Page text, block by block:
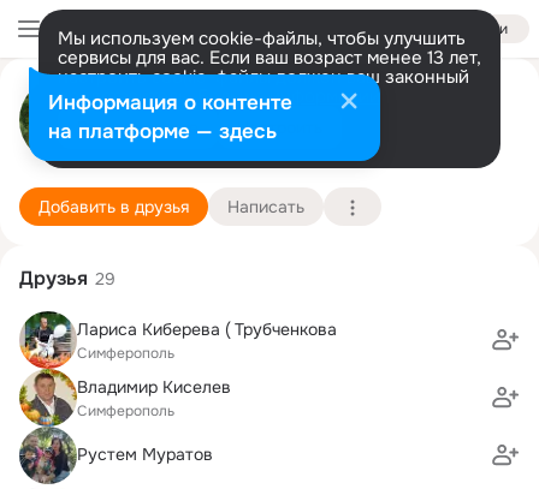
Войти
Мы используем cookie-файлы, чтобы улучшить
сервисы для вас. Если ваш возраст менее 13 лет,
настроить cookie-файлы должен ваш законный
представитель. Больше информации
Разрешить все Настроить
Павел Стрижак
Москва 3 июля (47 лет)
Подробнее
Добавить в друзья Написать
Друзья 29
Лариса Киберева ( Трубченкова
Симферополь
Владимир Киселев
Симферополь
Рустем Муратов
Информация о контенте
на платформе — здесь